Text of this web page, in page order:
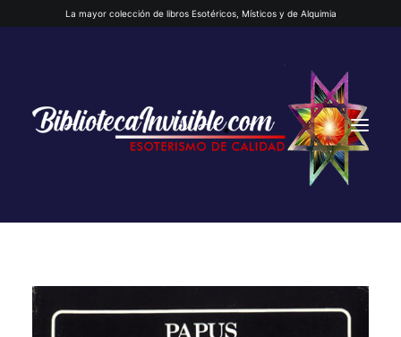
La mayor colección de libros Esotéricos, Místicos y de Alquimia
INICIO